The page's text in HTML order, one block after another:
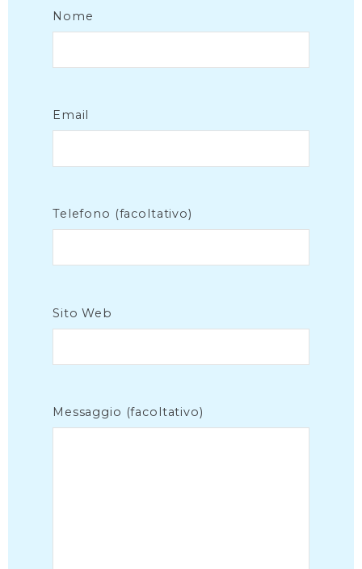
Nome
Email
Telefono (facoltativo)
Sito Web
Messaggio (facoltativo)